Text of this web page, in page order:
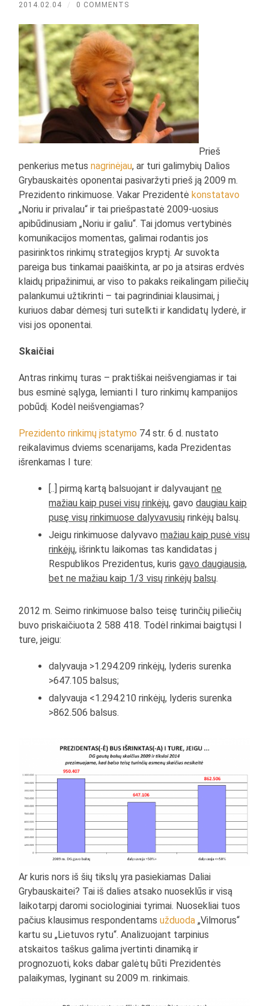
2014.02.04 / 0 COMMENTS
Prieš
penkerius metusnagrinėjau, ar turi galimybių Dalios
Grybauskaitės oponentai pasivaržyti prieš ją 2009 m.
Prezidento rinkimuose. Vakar Prezidentėkonstatavo
„Noriu ir privalau“ ir tai priešpastatė 2009-uosius
apibūdinusiam „Noriu ir galiu“. Tai įdomus vertybinės
komunikacijos momentas, galimai rodantis jos
pasirinktos rinkimų strategijos kryptį. Ar suvokta
pareiga bus tinkamai paaiškinta, ar po ja atsiras erdvės
klaidų pripažinimui, ar viso to pakaks reikalingam piliečių
palankumui užtikrinti – tai pagrindiniai klausimai, į
kuriuos dabar dėmesį turi sutelkti ir kandidatų lyderė, ir
visi jos oponentai.
Skaičiai
Antras rinkimų turas – praktiškai neišvengiamas ir tai
bus esminė sąlyga, lemianti I turo rinkimų kampanijos
pobūdį. Kodėl neišvengiamas?
Prezidento rinkimų įstatymo 74 str. 6 d. nustato
reikalavimus dviems scenarijams, kada Prezidentas
išrenkamas I ture:
[..] pirmą kartą balsuojant ir dalyvaujantne
mažiau kaip pusei visų rinkėjų, gavodaugiau kaip
pusę visų rinkimuose dalyvavusių rinkėjų balsų.
Jeigu rinkimuose dalyvavomažiau kaip pusė visų
rinkėjų, išrinktu laikomas tas kandidatas į
Respublikos Prezidentus, kurisgavo daugiausia,
bet ne mažiau kaip 1/3 visų rinkėjų balsų.
2012 m. Seimo rinkimuose balso teisę turinčių piliečių
buvo priskaičiuota 2 588 418. Todėl rinkimai baigtųsi I
ture, jeigu:
dalyvauja >1.294.209 rinkėjų, lyderis surenka
>647.105 balsus;
dalyvauja <1.294.210 rinkėjų, lyderis surenka
>862.506 balsus.
Ar kuris nors iš šių tikslų yra pasiekiamas Daliai
Grybauskaitei? Tai iš dalies atsako nuoseklūs ir visą
laikotarpį daromi sociologiniai tyrimai. Nuosekliai tuos
pačius klausimus respondentamsužduoda „Vilmorus“
kartu su „Lietuvos rytu“. Analizuojant tarpinius
atskaitos taškus galima įvertinti dinamiką ir
prognozuoti, koks dabar galėtų būti Prezidentės
palaikymas, lyginant su 2009 m. rinkimais.